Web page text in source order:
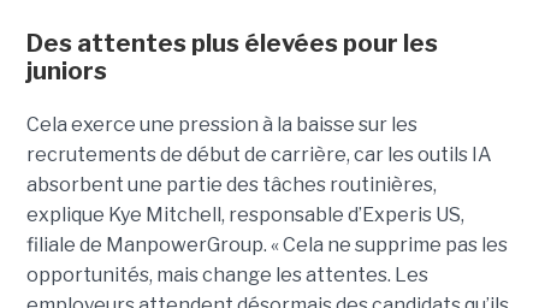
Des attentes plus élevées pour les
juniors
Cela exerce une pression à la baisse sur les
recrutements de début de carrière, car les outils IA
absorbent une partie des tâches routinières,
explique Kye Mitchell, responsable d’Experis US,
filiale de ManpowerGroup. « Cela ne supprime pas les
opportunités, mais change les attentes. Les